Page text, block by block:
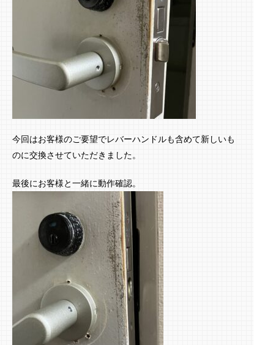
今回はお客様のご要望でレバーハンドルも含めて新しいも
のに交換させていただきました。
最後にお客様と一緒に動作確認。